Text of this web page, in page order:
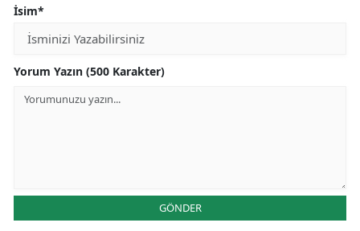
İsim*
Yorum Yazın (500 Karakter)
GÖNDER